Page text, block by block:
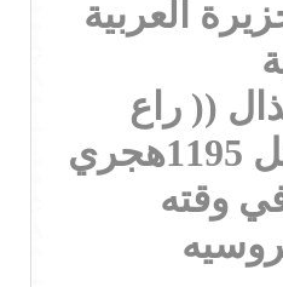
العربية
(( راع
الحصان )) قتل 1195هجري
وقته